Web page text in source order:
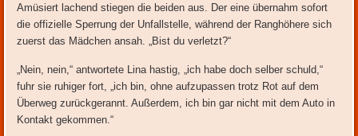
Amüsiert lachend stiegen die beiden aus. Der eine übernahm sofort
die offizielle Sperrung der Unfallstelle, während der Ranghöhere sich
zuerst das Mädchen ansah. „Bist du verletzt?“
„Nein, nein,“ antwortete Lina hastig, „ich habe doch selber schuld,“
fuhr sie ruhiger fort, „ich bin, ohne aufzupassen trotz Rot auf dem
Überweg zurückgerannt. Außerdem, ich bin gar nicht mit dem Auto in
Kontakt gekommen.“